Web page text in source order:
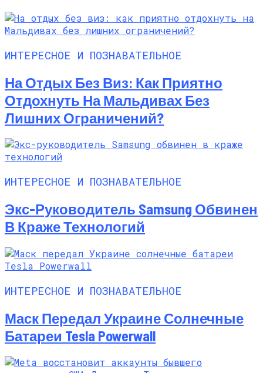
ИНТЕРЕСНОЕ И ПОЗНАВАТЕЛЬНОЕ
На Отдых Без Виз: Как Приятно
Отдохнуть На Мальдивах Без
Лишних Ограничений?
ИНТЕРЕСНОЕ И ПОЗНАВАТЕЛЬНОЕ
Экс-Руководитель Samsung Обвинен
В Краже Технологий
ИНТЕРЕСНОЕ И ПОЗНАВАТЕЛЬНОЕ
Маск Передал Украине Солнечные
Батареи Tesla Powerwall